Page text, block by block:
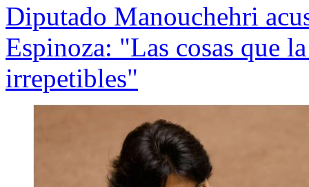
Diputado Manouchehri
Espinoza: "Las cosas que
irrepetibles"